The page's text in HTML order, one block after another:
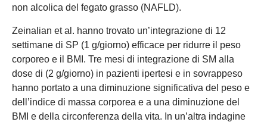
non alcolica del fegato grasso (NAFLD).
Zeinalian et al. hanno trovato un’integrazione di 12
settimane di SP (1 g/giorno) efficace per ridurre il peso
corporeo e il BMI. Tre mesi di integrazione di SM alla
dose di (2 g/giorno) in pazienti ipertesi e in sovrappeso
hanno portato a una diminuzione significativa del peso e
dell’indice di massa corporea e a una diminuzione del
BMI e della circonferenza della vita. In un’altra indagine